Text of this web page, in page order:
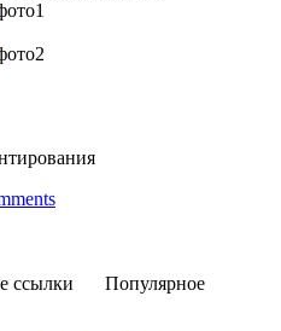
ссылки Популярное